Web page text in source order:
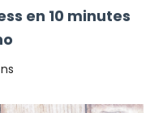
en 10 minutes